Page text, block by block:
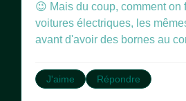
😉 Mais du coup, comment on
voitures électriques, les
avant d'avoir des bornes au
J'aime Répondre